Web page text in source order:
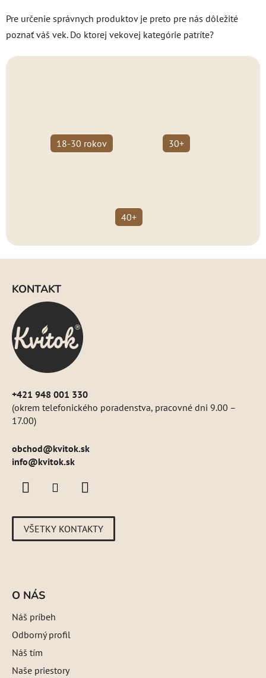
Pre určenie správnych produktov je preto pre nás dôležité
poznať váš vek. Do ktorej vekovej kategórie patríte?
18-30 rokov 30+
40+
KONTAKT
+421 948 001 330
(okrem telefonického poradenstva, pracovné dni 9.00 –
17.00)
obchod@kvitok.sk
info@kvitok.sk
VŠETKY KONTAKTY
O NÁS
Náš príbeh
Odborný profil
Náš tím
Naše priestory